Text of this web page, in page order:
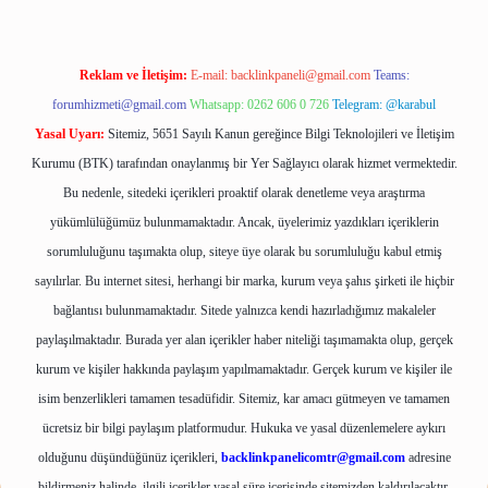
Reklam ve İletişim: E-mail: backlinkpaneli@gmail.com Teams:
forumhizmeti@gmail.com Whatsapp: 0262 606 0 726 Telegram: @karabul
Yasal Uyarı: Sitemiz, 5651 Sayılı Kanun gereğince Bilgi Teknolojileri ve İletişim
Kurumu (BTK) tarafından onaylanmış bir Yer Sağlayıcı olarak hizmet vermektedir.
Bu nedenle, sitedeki içerikleri proaktif olarak denetleme veya araştırma
yükümlülüğümüz bulunmamaktadır. Ancak, üyelerimiz yazdıkları içeriklerin
sorumluluğunu taşımakta olup, siteye üye olarak bu sorumluluğu kabul etmiş
sayılırlar. Bu internet sitesi, herhangi bir marka, kurum veya şahıs şirketi ile hiçbir
bağlantısı bulunmamaktadır. Sitede yalnızca kendi hazırladığımız makaleler
paylaşılmaktadır. Burada yer alan içerikler haber niteliği taşımamakta olup, gerçek
kurum ve kişiler hakkında paylaşım yapılmamaktadır. Gerçek kurum ve kişiler ile
isim benzerlikleri tamamen tesadüfidir. Sitemiz, kar amacı gütmeyen ve tamamen
ücretsiz bir bilgi paylaşım platformudur. Hukuka ve yasal düzenlemelere aykırı
olduğunu düşündüğünüz içerikleri, backlinkpanelicomtr@gmail.comadresine